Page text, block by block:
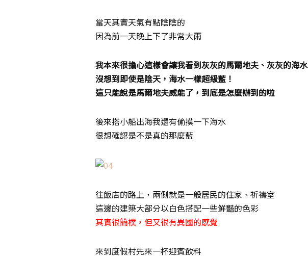
當天其實天氣有點陰陰的
因為前一天晚上下了非常大雨
我本來很擔心這樣會讓我看到灰灰的馬爾地夫、灰灰的海水
沒想到即使是陰天，海水一樣超級藍！
這只能說是馬爾地夫威能了，到底是怎麼辦到的啦
後來搭小船出海我還有偷摸一下海水
很想確認是不是真的那麼藍
往飯店的路上，兩側就是一般居民的住家、祈禱室
這邊的建築大部分以白色搭配一些鮮豔的色彩
其實很簡樸，但又很有異國的感覺
來到度假村先來一杯迎賓飲料